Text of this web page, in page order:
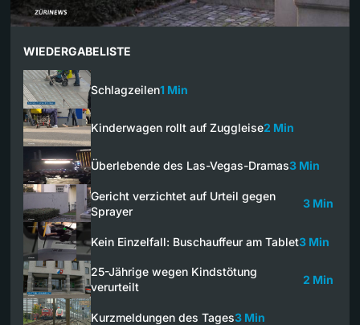
WIEDERGABELISTE
Schlagzeilen1 Min
Kinderwagen rollt auf Zuggleise2 Min
Überlebende des Las-Vegas-Dramas3 Min
Gericht verzichtet auf Urteil gegen
Sprayer
3 Min
Kein Einzelfall: Buschauffeur am Tablet3 Min
25-Jährige wegen Kindstötung
verurteilt
2 Min
Kurzmeldungen des Tages3 Min